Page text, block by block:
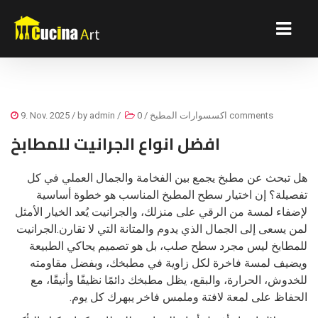
9. Nov. 2025 / by admin / اكسسوارات المطبخ / 0 comments
افضل انواع الجرانيت للمطابخ
هل تبحث عن مطبخ يجمع بين الفخامة والجمال العملي في كل
تفصيلة؟ إن اختيار سطح المطبخ المناسب هو خطوة أساسية
لإضفاء لمسة من الرقي على منزلك، والجرانيت يُعد الخيار الأمثل
لمن يسعى إلى الجمال الذي يدوم والمتانة التي لا تقارن.الجرانيت
للمطابخ ليس مجرد سطح صلب، بل هو تصميم يحاكي الطبيعة
ويضيف لمسة فاخرة لكل زاوية في مطبخك، وبفضل مقاومته
للخدوش، الحرارة، والبقع، يظل مطبخك دائمًا نظيفًا وأنيقًا، مع
الحفاظ على لمعة لافتة وملمس فاخر يبهرك كل يوم.